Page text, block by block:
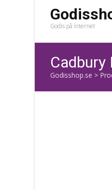
Godis på internet
Cadbury
Godisshop.se >